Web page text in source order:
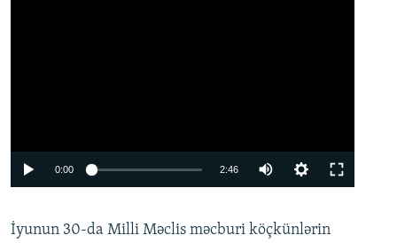
0:00 2:46
360p
İyunun 30-da Milli Məclis məcburi köçkünlərin